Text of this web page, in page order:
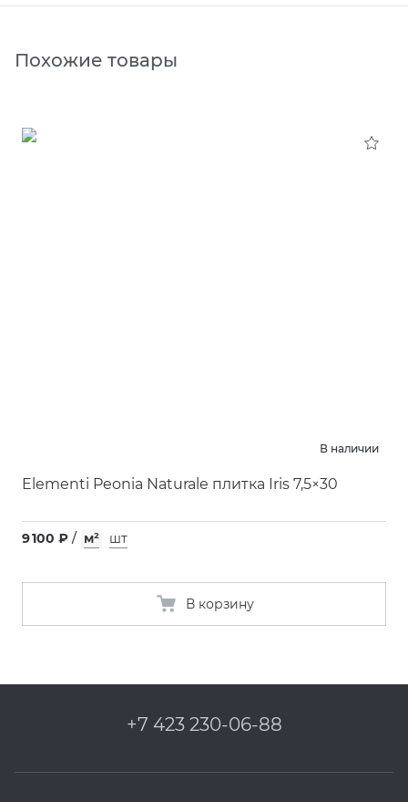
Похожие товары
В наличии
Elementi Peonia Naturale плитка Iris 7,5×30
9 100 ₽ / м² шт
В корзину
+7 423 230-06-88